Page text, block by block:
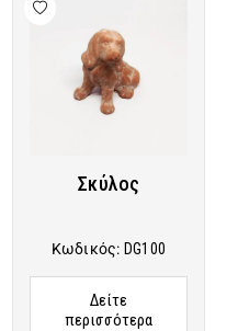
Σκύλος
Κωδικός: DG100
Δείτε
περισσότερα